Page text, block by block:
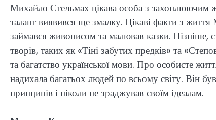
Михайло Стельмах цікава особа з захоплюючим
талант виявився ще змалку. Цікаві факти з
займався живописом та малював казки. Пізніше,
творів, таких як «Тіні забутих предків» та
та багатство української мови. Про особисте
надихала багатьох людей по всьому світу. Він
принципів і ніколи не зраджував своїм ідеалам.